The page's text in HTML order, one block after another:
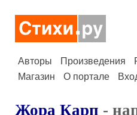
Авторы Произведения
Магазин
О портале
Жора Карп -